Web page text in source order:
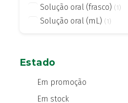
Solução oral (frasco) (1)
Solução oral (mL) (1)
Estado
Em promoção
Em stock